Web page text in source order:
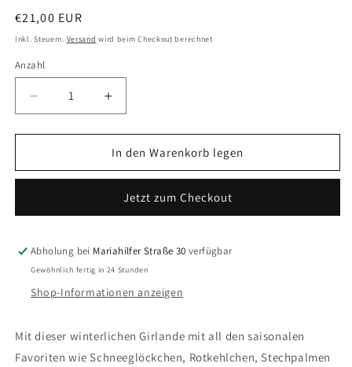
Normaler
Preis
€21,00 EUR
Inkl. Steuern. Versand wird beim Checkout berechnet
Anzahl
Anzahl
Verringere
die
Menge
Genähte
Hecke
Erhöhe
die
Menge
für
Genähte
mit
Hecke
In den Warenkorb legen
Jetzt zum Checkout
Abholung bei Mariahilfer Straße 30 verfügbar
Gewöhnlich fertig in 24 Stunden
Shop-Informationen anzeigen
Mit dieser winterlichen Girlande mit all den saisonalen
Favoriten wie Schneeglöckchen, Rotkehlchen, Stechpalmen